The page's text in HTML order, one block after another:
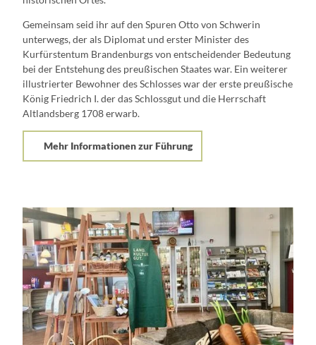
Gemeinsam seid ihr auf den Spuren Otto von Schwerin
unterwegs, der als Diplomat und erster Minister des
Kurfürstentum Brandenburgs von entscheidender Bedeutung
bei der Entstehung des preußischen Staates war. Ein weiterer
illustrierter Bewohner des Schlosses war der erste preußische
König Friedrich I. der das Schlossgut und die Herrschaft
Altlandsberg 1708 erwarb.
Mehr Informationen zur Führung